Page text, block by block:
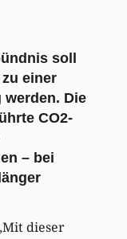
soll
einer
Die
CO2-
– bei
dieser